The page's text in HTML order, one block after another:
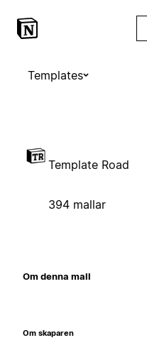
Templates
Template Road
394 mallar
Om denna mall
Om skaparen